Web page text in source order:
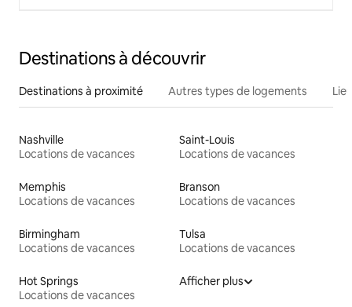
Destinations à découvrir
Destinations à proximité Autres types de logements
Nashville
Locations de vacances
Saint-Louis
Locations de vacances
Memphis
Locations de vacances
Branson
Locations de vacances
Birmingham
Locations de vacances
Tulsa
Locations de vacances
Hot Springs
Locations de vacances
Afficher plus